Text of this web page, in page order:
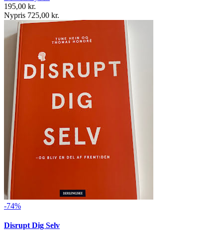
195,00 kr.
Nypris 725,00 kr.
-74%
Disrupt Dig Selv